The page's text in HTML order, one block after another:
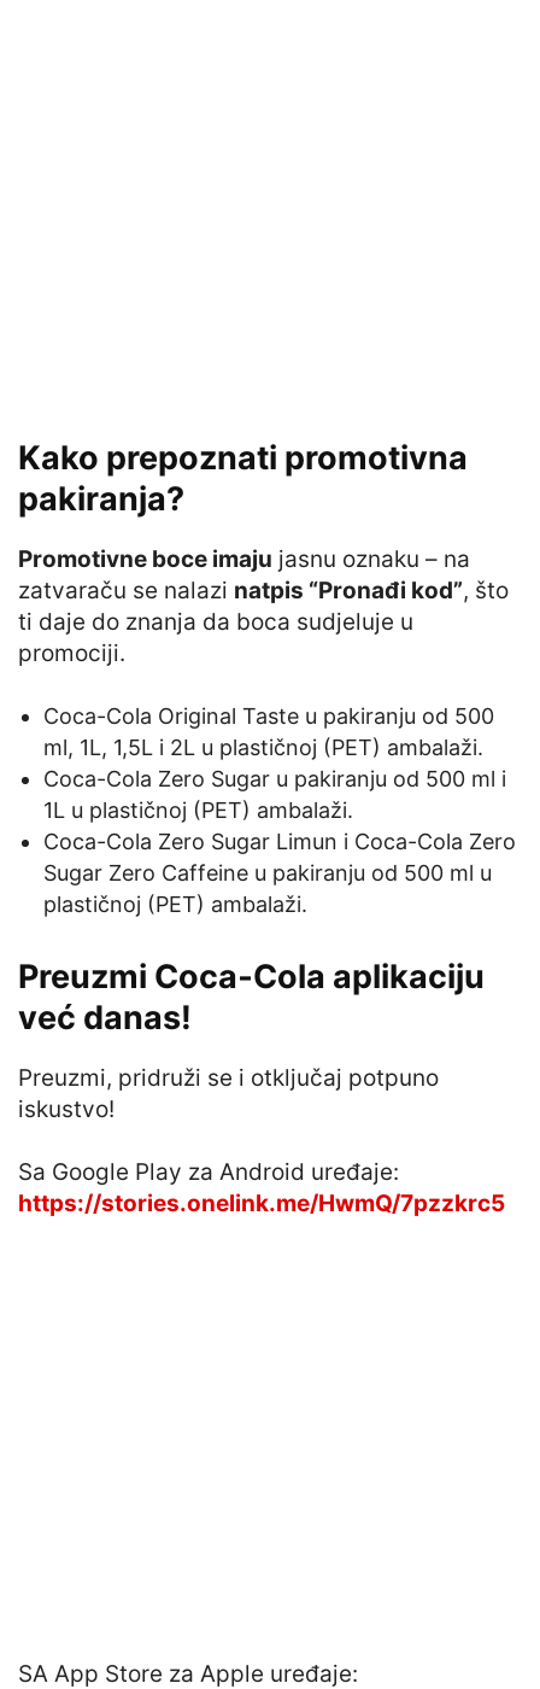
Kako prepoznati promotivna
pakiranja?
Promotivne boce imaju jasnu oznaku – na
zatvaraču se nalazi natpis “Pronađi kod”, što
ti daje do znanja da boca sudjeluje u
promociji.
Coca-Cola Original Taste u pakiranju od 500
ml, 1L, 1,5L i 2L u plastičnoj (PET) ambalaži.
Coca-Cola Zero Sugar u pakiranju od 500 ml i
1L u plastičnoj (PET) ambalaži.
Coca-Cola Zero Sugar Limun i Coca-Cola Zero
Sugar Zero Caffeine u pakiranju od 500 ml u
plastičnoj (PET) ambalaži.
Preuzmi Coca‑Cola aplikaciju
već danas!
Preuzmi, pridruži se i otključaj potpuno
iskustvo!
Sa Google Play za Android uređaje:
https://stories.onelink.me/HwmQ/7pzzkrc5
SA App Store za Apple uređaje: